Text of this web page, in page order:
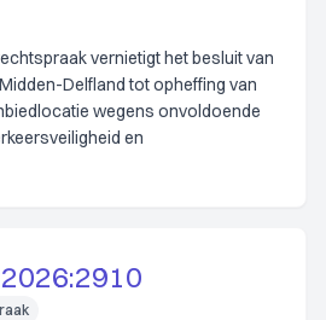
vernietigt het besluit van
Delfland tot opheffing van
wegens onvoldoende
en